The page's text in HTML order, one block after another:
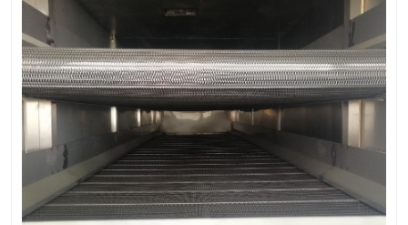
鸡粪发酵机
纳米膜好氧发酵堆肥机 粪污烘干酶体机
膜式堆肥机 纳米膜发酵
膜式发酵仓 分子膜堆肥仓
分子膜发酵堆肥设备